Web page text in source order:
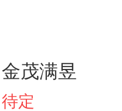
比较多，
将热水器
区的统一
金茂满昱
待定